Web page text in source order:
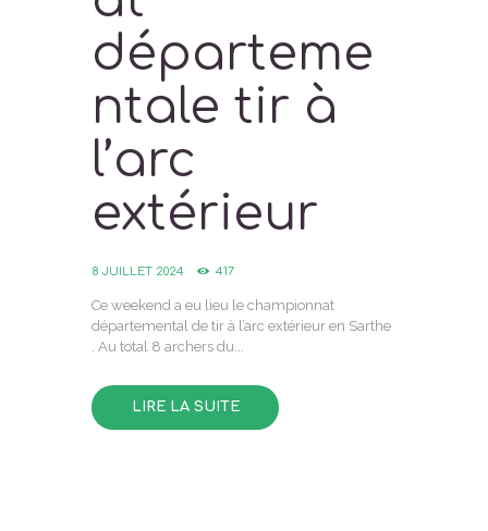
départeme
ntale tir à
l’arc
extérieur
8 JUILLET 2024 417
Ce weekend a eu lieu le championnat
départemental de tir à l’arc extérieur en Sarthe
. Au total 8 archers du...
LIRE LA SUITE